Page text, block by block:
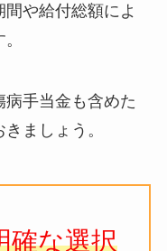
や給付総額によ
手当金も含めた
ましょう。
確な選択